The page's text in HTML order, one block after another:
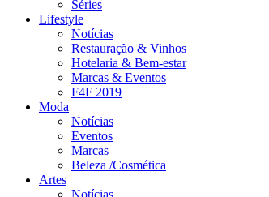
Séries
Lifestyle
Notícias
Restauração & Vinhos
Hotelaria & Bem-estar
Marcas & Eventos
F4F 2019
Moda
Notícias
Eventos
Marcas
Beleza /Cosmética
Artes
Notícias